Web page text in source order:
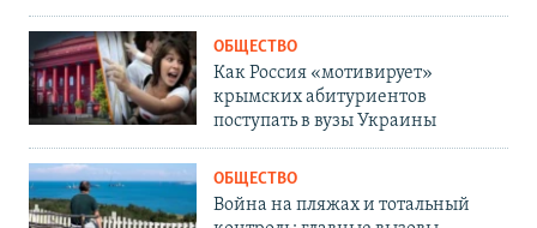
ОБЩЕСТВО
Как Россия «мотивирует»
крымских абитуриентов
поступать в вузы Украины
ОБЩЕСТВО
Война на пляжах и тотальный